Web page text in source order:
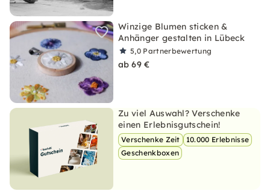
Winzige Blumen sticken &
Anhänger gestalten in Lübeck
5,0 Partnerbewertung
ab 69 €
Zu viel Auswahl? Verschenke
einen Erlebnisgutschein!
Verschenke Zeit
10.000 Erlebnisse
Geschenkboxen